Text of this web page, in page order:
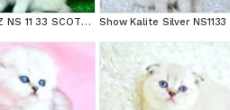
BEM BEYAZ NS 11 33 SCOTTİSH FOLD